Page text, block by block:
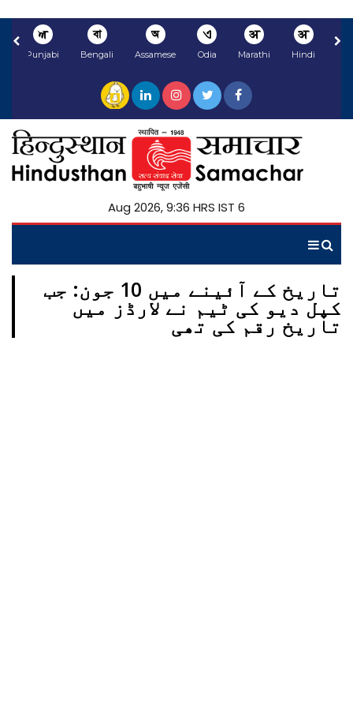
अ
Hindi
अ
Marathi
ଏ
Odia
অ
Assamese
বা
Bengali
ਅ
Punjabi
6 Aug 2026, 9:36 HRS IST
تاریخ کے آئینے میں 10 جون: جب
کپل دیو کی ٹیم نے لارڈز میں
تاریخ رقم کی تھی